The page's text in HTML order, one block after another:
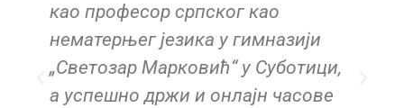
као професор српског као
нематерњег језика у гимназији
„Светозар Марковић“ у Суботици,
а успешно држи и онлајн часове